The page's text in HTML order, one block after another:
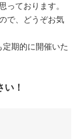
っております。
で、どうぞお気
期的に開催いた
！